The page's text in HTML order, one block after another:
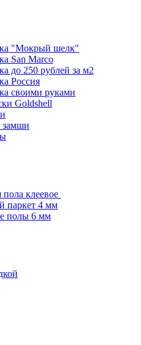
"Мокрый шелк"
San Marco
до 250 рублей за м2
Россия
своими руками
Goldshell
замши
клеевое
паркет 4 мм
полы 6 мм